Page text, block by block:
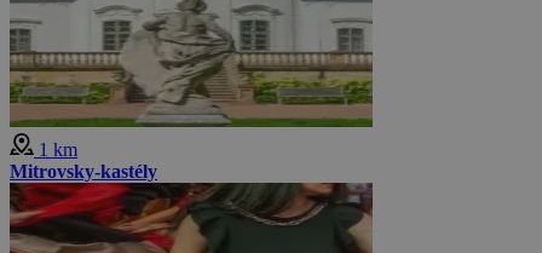
1 km
Mitrovsky-kastély